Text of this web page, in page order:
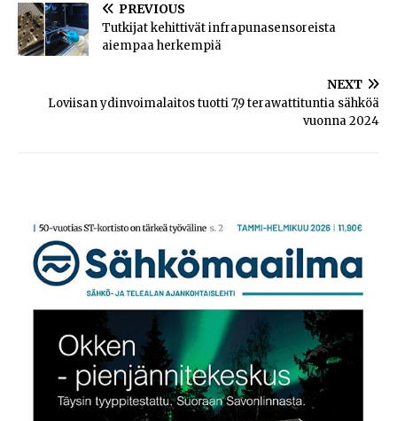
PREVIOUS
Tutkijat kehittivät infrapunasensoreista
aiempaa herkempiä
NEXT
Loviisan ydinvoimalaitos tuotti 7,9 terawattituntia sähköä
vuonna 2024